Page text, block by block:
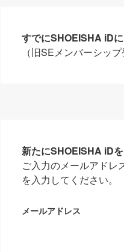
すでにSHOEISHA iD
（旧SEメンバーシッ
新たにSHOEISHA iD
ご入力のメールアドレ
を入力してください。
メールアドレス